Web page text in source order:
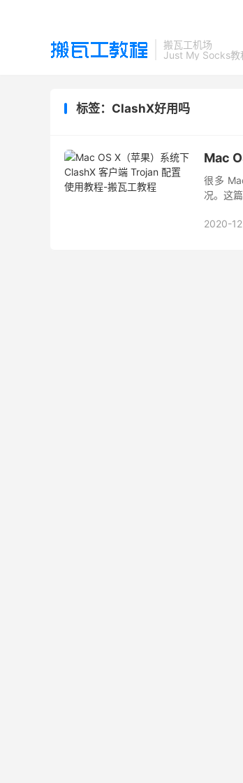
搬瓦工机场
Just My Socks教
标签：ClashX好用吗
Mac
很多
况。这
2020-